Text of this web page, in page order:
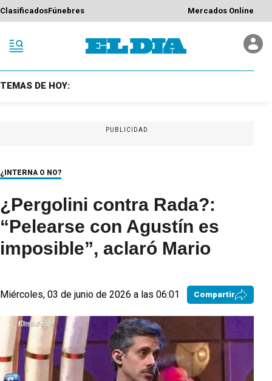
ClasificadosFúnebres Mercados Online
TEMAS DE HOY:
PUBLICIDAD
¿INTERNA O NO?
¿Pergolini contra Rada?:
“Pelearse con Agustín es
imposible”, aclaró Mario
Miércoles, 03 de junio de 2026 a las 06:01 Compartir